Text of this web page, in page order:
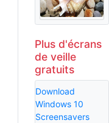
Plus d'écrans
de veille
gratuits
Download
Windows 10
Screensavers